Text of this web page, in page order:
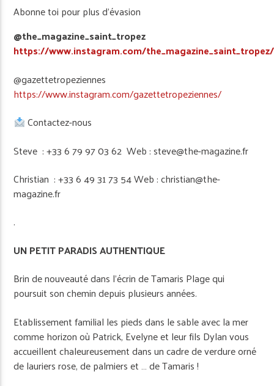
Abonne toi pour plus d’évasion
@the_magazine_saint_tropez
https://www.instagram.com/the_magazine_saint_tropez/
@gazettetropeziennes
https://www.instagram.com/gazettetropeziennes/
Contactez-nous
Steve : +33 6 79 97 03 62 Web : steve@the-magazine.fr
Christian : +33 6 49 31 73 54 Web : christian@the-
magazine.fr
.
UN PETIT PARADIS AUTHENTIQUE
Brin de nouveauté dans l’écrin de Tamaris Plage qui
poursuit son chemin depuis plusieurs années.
Etablissement familial les pieds dans le sable avec la mer
comme horizon où Patrick, Evelyne et leur fils Dylan vous
accueillent chaleureusement dans un cadre de verdure orné
de lauriers rose, de palmiers et … de Tamaris !